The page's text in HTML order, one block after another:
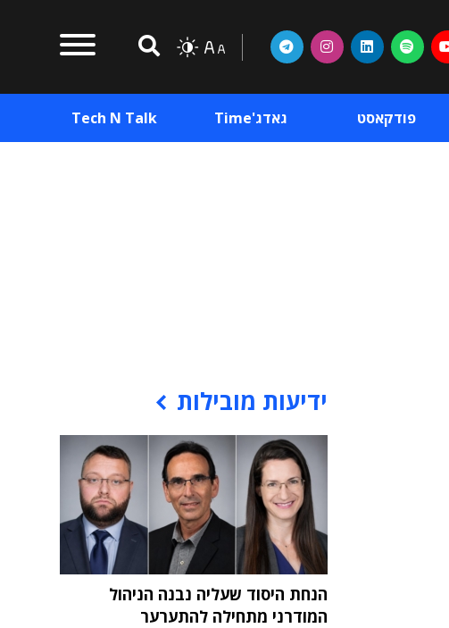
פודקאסט גאדג'Time Tech N Talk
ידיעות מובילות
הנחת היסוד שעליה נבנה הניהול
המודרני מתחילה להתערער